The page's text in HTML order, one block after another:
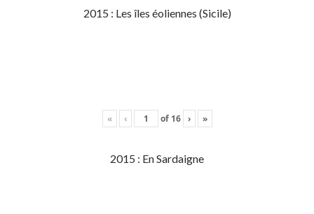
2015 : Les îles éoliennes (Sicile)
« ‹ of 16 › »
2015 : En Sardaigne